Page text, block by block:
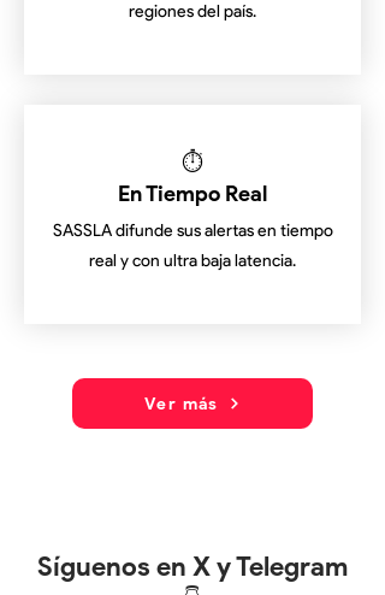
regiones del país.
⏱️
En Tiempo Real
SASSLA difunde sus alertas en tiempo
real y con ultra baja latencia.
Ver más
Síguenos en X y Telegram